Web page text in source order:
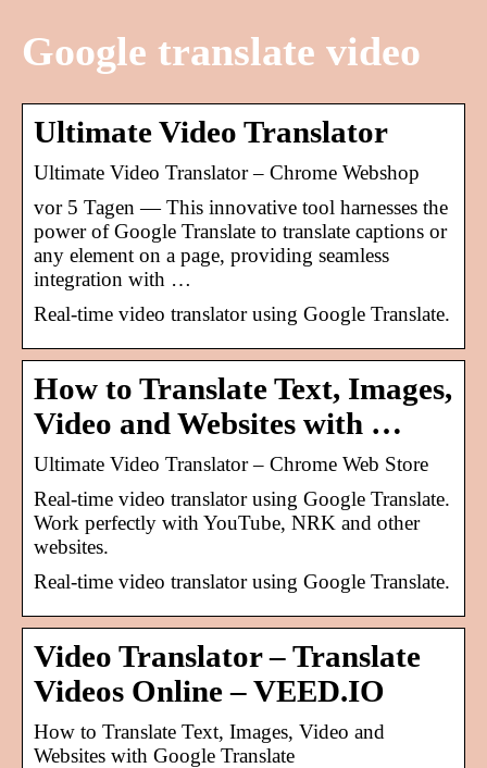
Google translate video
Ultimate Video Translator
Ultimate Video Translator – Chrome Webshop
vor 5 Tagen — This innovative tool harnesses the
power of Google Translate to translate captions or
any element on a page, providing seamless
integration with …
Real-time video translator using Google Translate.
How to Translate Text, Images,
Video and Websites with …
Ultimate Video Translator – Chrome Web Store
Real-time video translator using Google Translate.
Work perfectly with YouTube, NRK and other
websites.
Real-time video translator using Google Translate.
Video Translator – Translate
Videos Online – VEED.IO
How to Translate Text, Images, Video and
Websites with Google Translate